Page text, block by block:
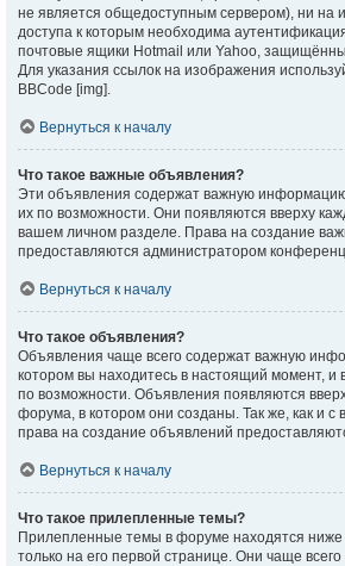
не является общедоступным сервером), ни на
доступа к которым необходима
почтовые ящики Hotmail или Yahoo,
Для указания ссылок на изображения
BBCode [img].
Вернуться к началу
Что такое важные объявления?
Эти объявления содержат важную
их по возможности. Они появляются вверху
вашем личном разделе. Права на создание
предоставляются администратором
Вернуться к началу
Что такое объявления?
Объявления чаще всего содержат важную
котором вы находитесь в настоящий момент, и
по возможности. Объявления появляются
форума, в котором они созданы. Так же, как и
права на создание объявлений
Вернуться к началу
Что такое прилепленные темы?
Прилепленные темы в форуме находятся ниже
только на его первой странице. Они чаще